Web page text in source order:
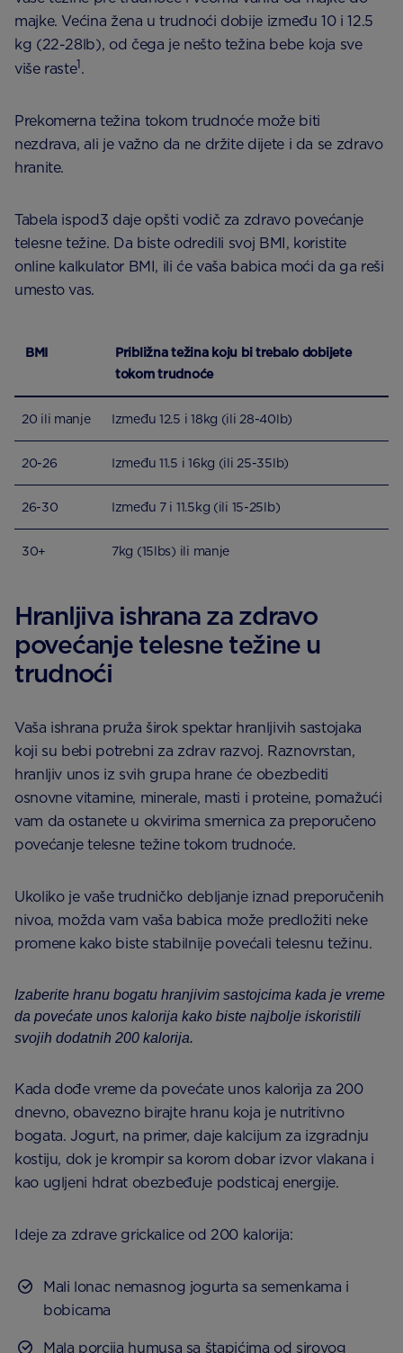
majke. Većina žena u trudnoći dobije između 10 i 12.5
kg (22-28lb), od čega je nešto težina bebe koja sve
više raste1.
Prekomerna težina tokom trudnoće može biti
nezdrava, ali je važno da ne držite dijete i da se zdravo
hranite.
Tabela ispod3 daje opšti vodič za zdravo povećanje
telesne težine. Da biste odredili svoj BMI, koristite
online kalkulator BMI, ili će vaša babica moći da ga reši
umesto vas.
BMI
Približna težina koju bi trebalo dobijete
tokom trudnoće
20 ili manje Između 12.5 i 18kg (ili 28-40lb)
20-26 Između 11.5 i 16kg (ili 25-35lb)
26-30 Između 7 i 11.5kg (ili 15-25lb)
30+ 7kg (15lbs) ili manje
Hranljiva ishrana za zdravo
povećanje telesne težine u
trudnoći
Vaša ishrana pruža širok spektar hranljivih sastojaka
koji su bebi potrebni za zdrav razvoj. Raznovrstan,
hranljiv unos iz svih grupa hrane će obezbediti
osnovne vitamine, minerale, masti i proteine, pomažući
vam da ostanete u okvirima smernica za preporučeno
povećanje telesne težine tokom trudnoće.
Ukoliko je vaše trudničko debljanje iznad preporučenih
nivoa, možda vam vaša babica može predložiti neke
promene kako biste stabilnije povećali telesnu težinu.
Izaberite hranu bogatu hranjivim sastojcima kada je vreme
da povećate unos kalorija kako biste najbolje iskoristili
svojih dodatnih 200 kalorija.
Kada dođe vreme da povećate unos kalorija za 200
dnevno, obavezno birajte hranu koja je nutritivno
bogata. Jogurt, na primer, daje kalcijum za izgradnju
kostiju, dok je krompir sa korom dobar izvor vlakana i
kao ugljeni hdrat obezbeđuje podsticaj energije.
Ideje za zdrave grickalice od 200 kalorija:
Mali lonac nemasnog jogurta sa semenkama i
bobicama
Mala porcija humusa sa štapićima od sirovog